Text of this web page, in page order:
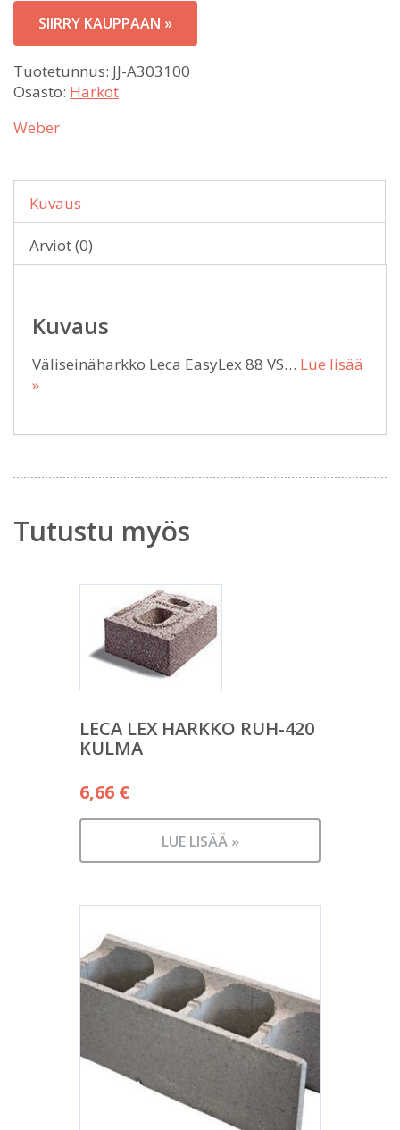
SIIRRY KAUPPAAN »
Tuotetunnus: JJ-A303100
Osasto: Harkot
Weber
Kuvaus
Arviot (0)
Kuvaus
Väliseinäharkko Leca EasyLex 88 VS… Lue lisää
»
Tutustu myös
LECA LEX HARKKO RUH-420
KULMA
6,66 €
LUE LISÄÄ »